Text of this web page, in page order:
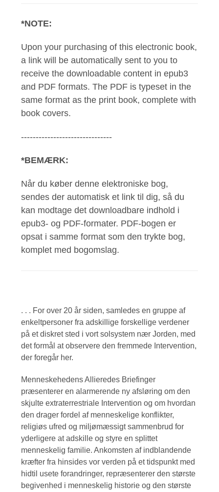
*NOTE:
Upon your purchasing of this electronic book,
a link will be automatically sent to you to
receive the downloadable content in epub3
and PDF formats. The PDF is typeset in the
same format as the print book, complete with
book covers.
-------------------------------
*BEMÆRK:
Når du køber denne elektroniske bog,
sendes der automatisk et link til dig, så du
kan modtage det downloadbare indhold i
epub3- og PDF-formater. PDF-bogen er
opsat i samme format som den trykte bog,
komplet med bogomslag.
. . . For over 20 år siden, samledes en gruppe af
enkeltpersoner fra adskillige forskellige verdener
på et diskret sted i vort solsystem nær Jorden, med
det formål at observere den fremmede Intervention,
der foregår her.
Menneskehedens Allieredes Briefinger
præsenterer en alarmerende ny afsløring om den
skjulte extraterrestriale Intervention og om hvordan
den drager fordel af menneskelige konflikter,
religiøs ufred og miljømæssigt sammenbrud for
yderligere at adskille og styre en splittet
menneskelig familie. Ankomsten af indblandende
kræfter fra hinsides vor verden på et tidspunkt med
hidtil usete forandringer, repræsenterer den største
begivenhed i menneskelig historie og den største